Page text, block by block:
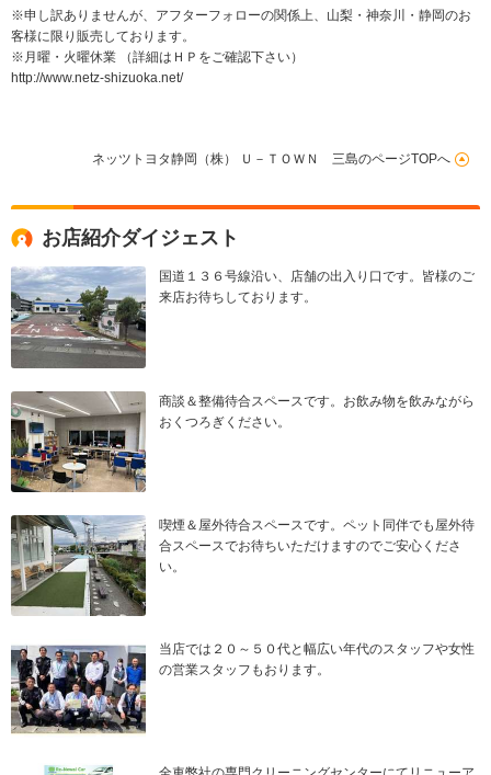
※申し訳ありませんが、アフターフォローの関係上、山梨・神奈川・静岡のお
客様に限り販売しております。
※月曜・火曜休業 （詳細はＨＰをご確認下さい）
http://www.netz-shizuoka.net/
ネッツトヨタ静岡（株） Ｕ－ＴＯＷＮ 三島のページTOPへ
お店紹介ダイジェスト
国道１３６号線沿い、店舗の出入り口です。皆様のご
来店お待ちしております。
商談＆整備待合スペースです。お飲み物を飲みながら
おくつろぎください。
喫煙＆屋外待合スペースです。ペット同伴でも屋外待
合スペースでお待ちいただけますのでご安心くださ
い。
当店では２０～５０代と幅広い年代のスタッフや女性
の営業スタッフもおります。